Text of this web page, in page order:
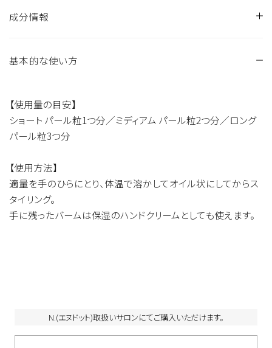
成分情報
シア脂、ホホバ種子油、ミツロウ、シア脂油、カミツレ花エキス、
コウボク花油、ギンコウボク葉油、ビターオレンジ花エキス、ビ
ャクダン油、パルミチン酸アスコルビル、トコフェロール、香料
基本的な使い方
【使用量の目安】
ショート パール粒1つ分／ミディアム パール粒2つ分／ロング
パール粒3つ分
【使用方法】
適量を手のひらにとり、体温で溶かしてオイル状にしてからス
タイリング。
手に残ったバームは保湿のハンドクリームとしても使えます。
N.(エヌドット)取扱いサロンにてご購入いただけます。